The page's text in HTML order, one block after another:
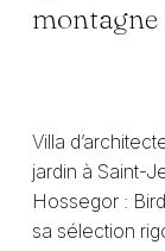
montagne
Villa
jardin à Saint-
Hossegor :
sa sélection